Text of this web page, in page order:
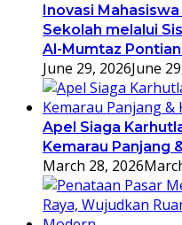
Inovasi
Sekolah melalui
Al-Mumtaz
June 29, 2026June
Apel Siaga
Kemarau Panjang
March 28, 2026